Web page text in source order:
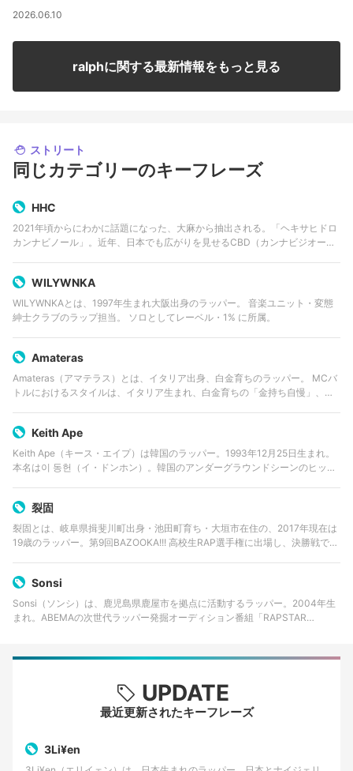
2026.06.10
ralphに関する最新情報をもっと見る
ストリート
同じカテゴリーのキーフレーズ
HHC
2021年頃からにわかに話題になった、大麻から抽出される。「ヘキサヒドロ
カンナビノール」。近年、日本でも広がりを見せるCBD（カンナビジオー
WILYWNKA
WILYWNKAとは、1997年生まれ大阪出身のラッパー。 音楽ユニット・変態
紳士クラブのラップ担当。 ソロとしてレーベル・1% に所属。
Amateras
Amateras（アマテラス）とは、イタリア出身、白金育ちのラッパー。 MCバ
トルにおけるスタイルは、イタリア生まれ、白金育ちの「金持ち自慢」、幼
Keith Ape
Keith Ape（キース・エイプ）は韓国のラッパー。1993年12月25日生まれ。
本名は이 동헌（イ・ドンホン）。韓国のアンダーグラウンドシーンのヒップ
裂固
裂固とは、岐阜県揖斐川町出身・池田町育ち・大垣市在住の、2017年現在は
19歳のラッパー。第9回BAZOOKA!!! 高校生RAP選手権に出場し、決勝戦で
Sonsi
Sonsi（ソンシ）は、鹿児島県鹿屋市を拠点に活動するラッパー。2004年生
まれ。ABEMAの次世代ラッパー発掘オーディション番組「RAPSTAR
UPDATE
最近更新されたキーフレーズ
3Li¥en